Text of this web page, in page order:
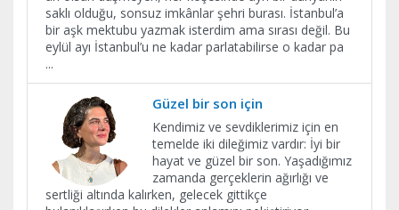
saklı olduğu, sonsuz imkânlar şehri burası. İstanbul’a
bir aşk mektubu yazmak isterdim ama sırası değil. Bu
eylül ayı İstanbul’u ne kadar parlatabilirse o kadar pa
...
Güzel bir son için
Kendimiz ve sevdiklerimiz için en
temelde iki dileğimiz vardır: İyi bir
hayat ve güzel bir son. Yaşadığımız
zamanda gerçeklerin ağırlığı ve
sertliği altında kalırken, gelecek gittikçe